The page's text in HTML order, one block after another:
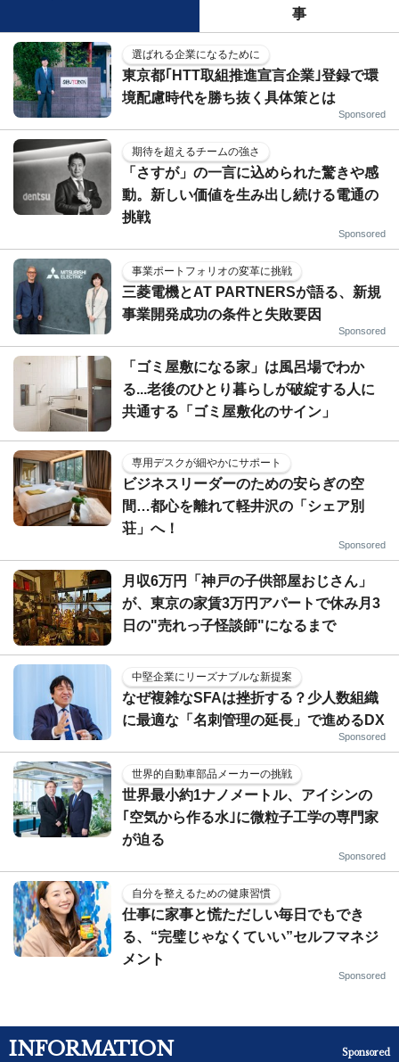
事
選ばれる企業になるために
東京都｢HTT取組推進宣言企業｣登録で環
境配慮時代を勝ち抜く具体策とは
Sponsored
期待を超えるチームの強さ
「さすが」の一言に込められた驚きや感
動。新しい価値を生み出し続ける電通の
挑戦
Sponsored
事業ポートフォリオの変革に挑戦
三菱電機とAT PARTNERSが語る、新規
事業開発成功の条件と失敗要因
Sponsored
「ゴミ屋敷になる家」は風呂場でわか
る...老後のひとり暮らしが破綻する人に
共通する「ゴミ屋敷化のサイン」
専用デスクが細やかにサポート
ビジネスリーダーのための安らぎの空
間…都心を離れて軽井沢の「シェア別
荘」へ！
Sponsored
月収6万円「神戸の子供部屋おじさん」
が、東京の家賃3万円アパートで休み月3
日の"売れっ子怪談師"になるまで
中堅企業にリーズナブルな新提案
なぜ複雑なSFAは挫折する？少人数組織
に最適な「名刺管理の延長」で進めるDX
Sponsored
世界的自動車部品メーカーの挑戦
世界最小約1ナノメートル、アイシンの
｢空気から作る水｣に微粒子工学の専門家
が迫る
Sponsored
自分を整えるための健康習慣
仕事に家事と慌ただしい毎日でもでき
る、“完璧じゃなくていい”セルフマネジ
メント
Sponsored
INFORMATION Sponsored